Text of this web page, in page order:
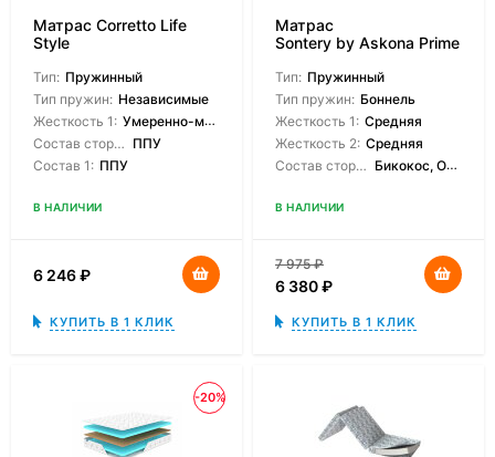
Матрас Corretto Life
Style
Тип: Пружинный
Тип пружин: Независимые
Жесткость 1: Умеренно-мягкая
Состав сторон: ППУ
Состав 1: ППУ
В НАЛИЧИИ
6 246₽
КУПИТЬ В 1 КЛИК
Матрас
Sontery by Askona Prime
Тип: Пружинный
Тип пружин: Боннель
Жесткость 1: Средняя
Жесткость 2: Средняя
Состав сторон: Бикокос, Orto Foam
В НАЛИЧИИ
7 975₽
6 380₽
КУПИТЬ В 1 КЛИК
-20%